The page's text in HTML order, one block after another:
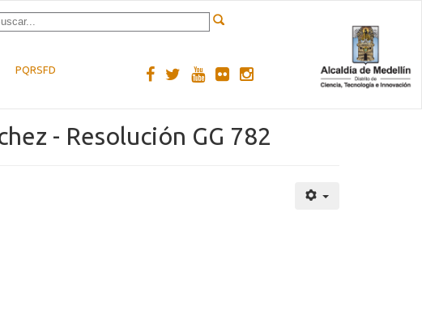
PQRSFD
- Resolución GG 782